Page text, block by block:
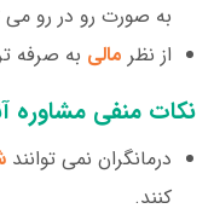
به صورت رو در رو
از نظر مالی به صرفه
نکات منفی مشاوره
درمانگران نمی توانند
کنند.